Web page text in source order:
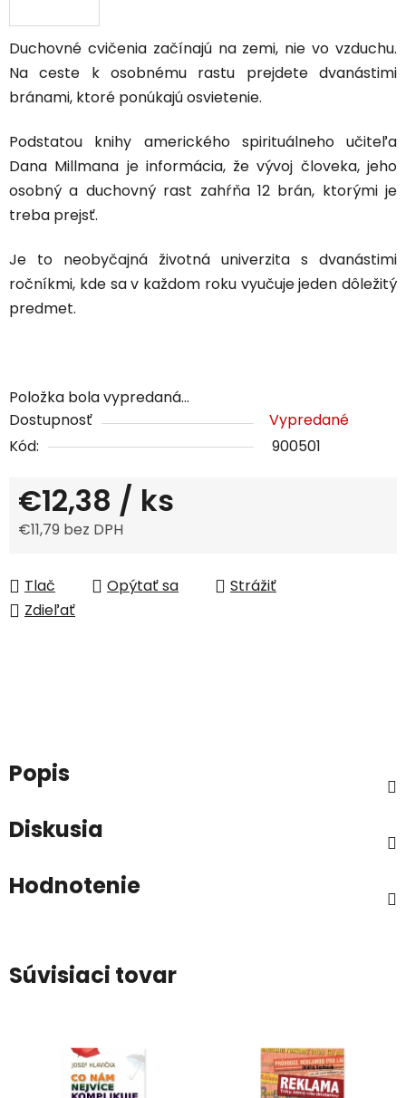
Duchovné cvičenia začínajú na zemi, nie vo vzduchu.
Na ceste k osobnému rastu prejdete dvanástimi
bránami, ktoré ponúkajú osvietenie.
Podstatou knihy amerického spirituálneho učiteľa
Dana Millmana je informácia, že vývoj človeka, jeho
osobný a duchovný rast zahŕňa 12 brán, ktorými je
treba prejsť.
Je to neobyčajná životná univerzita s dvanástimi
ročníkmi, kde sa v každom roku vyučuje jeden dôležitý
predmet.
Položka bola vypredaná…
Dostupnosť
Vypredané
Kód:
900501
€12,38 / ks
€11,79 bez DPH
Tlač
Opýtať sa
Strážiť
Zdieľať
Popis
Diskusia
Hodnotenie
Súvisiaci tovar